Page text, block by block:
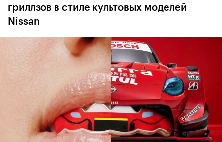
гриллзов в стиле культовых моделей
Nissan